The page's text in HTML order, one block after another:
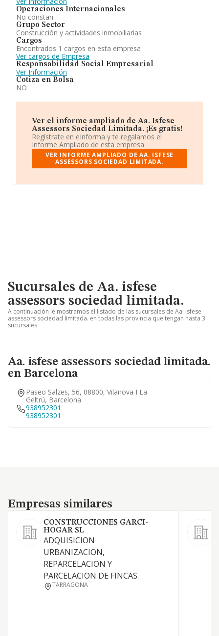
Operaciones Internacionales
No constan
Grupo Sector
Construcción y actividades inmobiliarias
Cargos
Encontrados 1 cargos en esta empresa
Ver cargos de Empresa
Responsabilidad Social Empresarial
Ver Información
Cotiza en Bolsa
NO
Ver el informe ampliado de Aa. Isfese
Assessors Sociedad Limitada. ¡Es gratis!
Regístrate en eInforma y te regalamos el
Informe Ampliado de esta empresa.
VER INFORME AMPLIADO DE AA. ISFESE
ASSESSORS SOCIEDAD LIMITADA.
Sucursales de Aa. isfese
assessors sociedad limitada.
A continuación le mostramos el listado de las sucursales de Aa. isfese
assessors sociedad limitada. en todas las provincia que tengan hasta 3
sucursales.
Aa. isfese assessors sociedad limitada.
en Barcelona
Paseo Salzes, 56, 08800, Vilanova I La
Geltrú, Barcelona
938952301
938952301
Empresas similares
Empresas similares
CONSTRUCCIONES GARCI-
HOGAR SL
ADQUISICION
URBANIZACION,
REPARCELACION Y
PARCELACION DE FINCAS.
TARRAGONA